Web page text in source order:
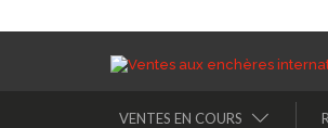
VENTES EN COURS